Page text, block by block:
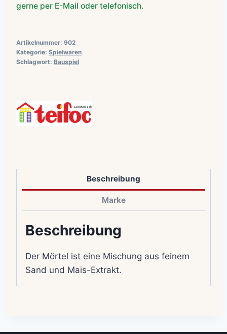
gerne per E-Mail oder telefonisch.
Artikelnummer: 902
Kategorie: Spielwaren
Schlagwort: Bauspiel
Beschreibung
Marke
Beschreibung
Der Mörtel ist eine Mischung aus feinem
Sand und Mais-Extrakt.